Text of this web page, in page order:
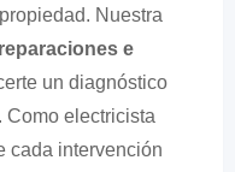
Nuestra
e
un diagnóstico
Como electricista
cada intervención